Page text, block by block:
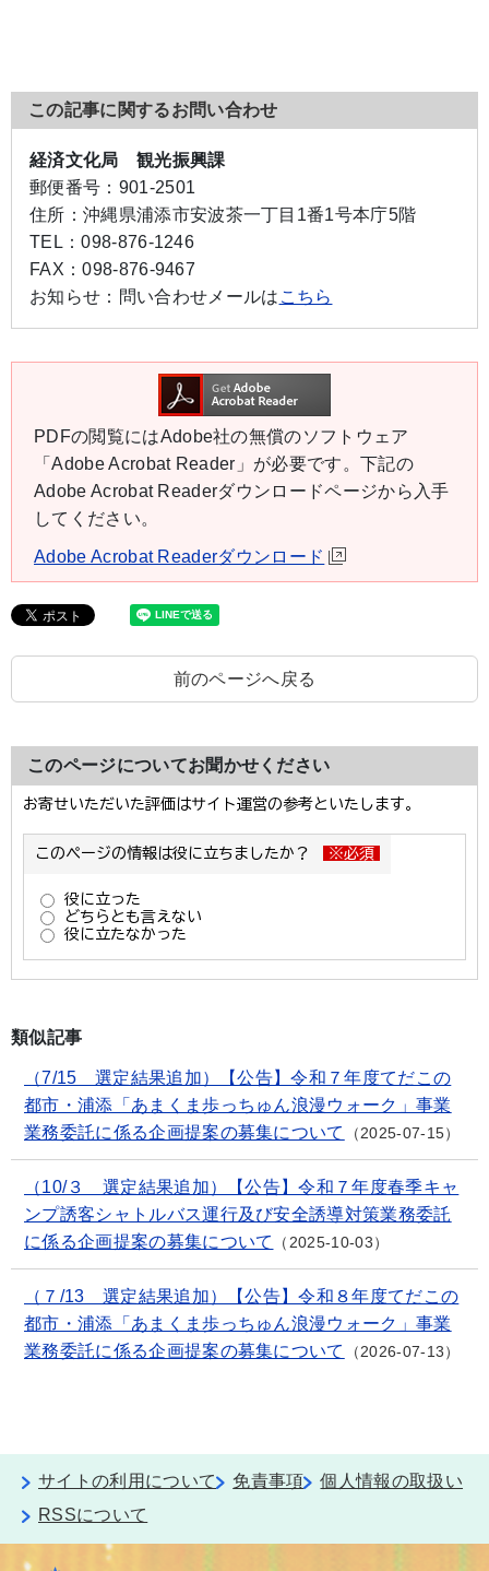
この記事に関するお問い合わせ
経済文化局 観光振興課
郵便番号： 901-2501
住所： 沖縄県浦添市安波茶一丁目1番1号本庁5階
TEL：098-876-1246
FAX：098-876-9467
お知らせ： 問い合わせメールは こちら
PDFの閲覧にはAdobe社の無償のソフトウェア
「Adobe Acrobat Reader」が必要です。下記の
Adobe Acrobat Readerダウンロードページから入手
してください。
Adobe Acrobat Readerダウンロード
前のページへ戻る
このページについてお聞かせください
類似記事
（7/15 選定結果追加）【公告】令和７年度てだこの
都市・浦添「あまくま歩っちゅん浪漫ウォーク」事業
業務委託に係る企画提案の募集について
2025-07-15
（10/３ 選定結果追加）【公告】令和７年度春季キャ
ンプ誘客シャトルバス運行及び安全誘導対策業務委託
に係る企画提案の募集について
2025-10-03
（７/13 選定結果追加）【公告】令和８年度てだこの
都市・浦添「あまくま歩っちゅん浪漫ウォーク」事業
業務委託に係る企画提案の募集について
2026-07-13
サイトの利用について 免責事項
個人情報の取扱い
RSSについて